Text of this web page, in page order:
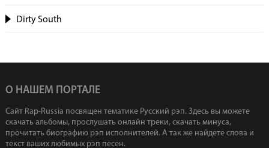
Dirty South
О НАШЕМ ПОРТАЛЕ
Сайт Rap-Russia посвящен тематике Русский рэп. Здесь вы можете
скачать альбомы, прослушать онлайн треки, скачать минуса,
прочитать биографию рэп исполнителей. А так же найдете слова и
текст ваших любимых рэп песен.